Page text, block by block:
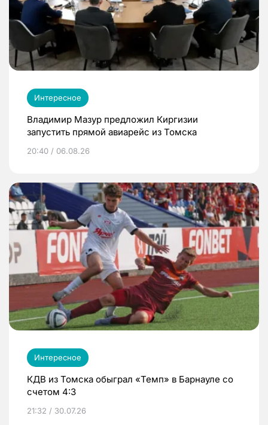
Интересное
Владимир Мазур предложил Киргизии
запустить прямой авиарейс из Томска
20:40 / 06.08.26
Интересное
КДВ из Томска обыграл «Темп» в Барнауле со
счетом 4:3
21:32 / 30.07.26